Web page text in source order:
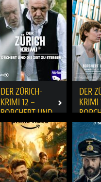
DER ZÜRICH-
KRIMI 12 –
BORCHERT UND
DIE ZEIT ZU
STERBEN
DER
KRIMI
DER
TAXI